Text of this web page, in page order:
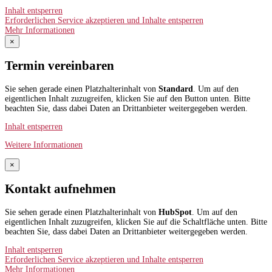
Inhalt entsperren
Erforderlichen Service akzeptieren und Inhalte entsperren
Mehr Informationen
×
Termin vereinbaren
Sie sehen gerade einen Platzhalterinhalt von Standard . Um auf den
eigentlichen Inhalt zuzugreifen, klicken Sie auf den Button unten. Bitte
beachten Sie, dass dabei Daten an Drittanbieter weitergegeben werden.
Inhalt entsperren
Weitere Informationen
×
Kontakt aufnehmen
Sie sehen gerade einen Platzhalterinhalt von HubSpot . Um auf den
eigentlichen Inhalt zuzugreifen, klicken Sie auf die Schaltfläche unten. Bitte
beachten Sie, dass dabei Daten an Drittanbieter weitergegeben werden.
Inhalt entsperren
Erforderlichen Service akzeptieren und Inhalte entsperren
Mehr Informationen